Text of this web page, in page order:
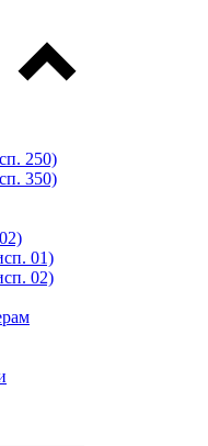
250)
350)
01)
02)